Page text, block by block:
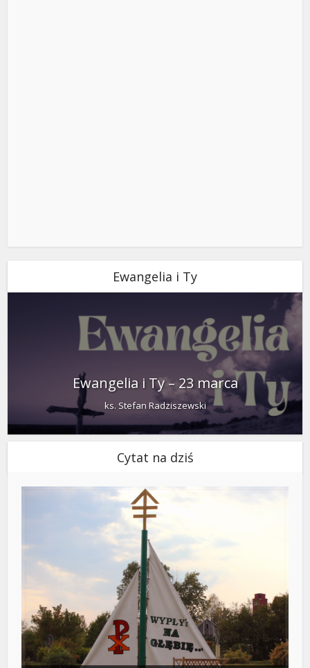
Ewangelia i Ty
Ewangelia i Ty – 23 marca
ks. Stefan Radziszewski
Cytat na dziś